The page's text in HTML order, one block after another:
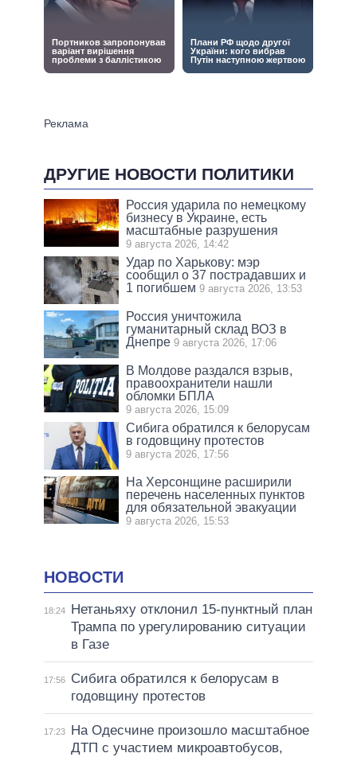
ДРУГИЕ НОВОСТИ ПОЛИТИКИ
Россия ударила по немецкому
бизнесу в Украине, есть
масштабные разрушения
9 августа 2026, 14:42
Удар по Харькову: мэр
сообщил о 37 пострадавших и
1 погибшем 9 августа 2026, 13:53
Россия уничтожила
гуманитарный склад ВОЗ в
Днепре 9 августа 2026, 17:06
В Молдове раздался взрыв,
правоохранители нашли
обломки БПЛА
9 августа 2026, 15:09
Сибига обратился к белорусам
в годовщину протестов
9 августа 2026, 17:56
На Херсонщине расширили
перечень населенных пунктов
для обязательной эвакуации
9 августа 2026, 15:53
НОВОСТИ
18:24
Нетаньяху отклонил 15-пунктный план
Трампа по урегулированию ситуации
в Газе
17:56
Сибига обратился к белорусам в
годовщину протестов
17:23
На Одесчине произошло масштабное
ДТП с участием микроавтобусов,